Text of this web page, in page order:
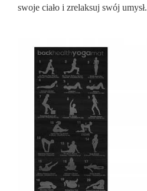
swoje ciało i zrelaksuj swój umysł.